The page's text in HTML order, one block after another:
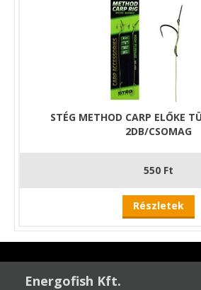
STÉG METHOD CARP ELŐKE
2DB/CSOMAG
550 Ft
Részletek
Energofish Kft.